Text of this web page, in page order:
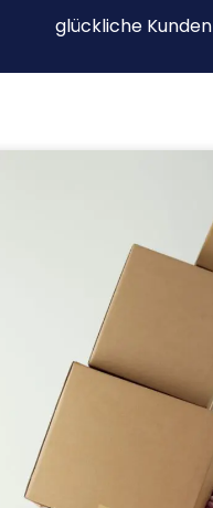
glückliche Kunden